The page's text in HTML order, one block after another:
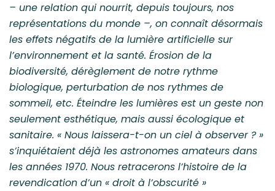
– une relation qui nourrit, depuis toujours, nos
représentations du monde –, on connaît désormais
les effets négatifs de la lumière artificielle sur
l’environnement et la santé. Érosion de la
biodiversité, dérèglement de notre rythme
biologique, perturbation de nos rythmes de
sommeil, etc. Éteindre les lumières est un geste non
seulement esthétique, mais aussi écologique et
sanitaire. « Nous laissera-t-on un ciel à observer ? »
s’inquiétaient déjà les astronomes amateurs dans
les années 1970. Nous retracerons l’histoire de la
revendication d’un « droit à l’obscurité »